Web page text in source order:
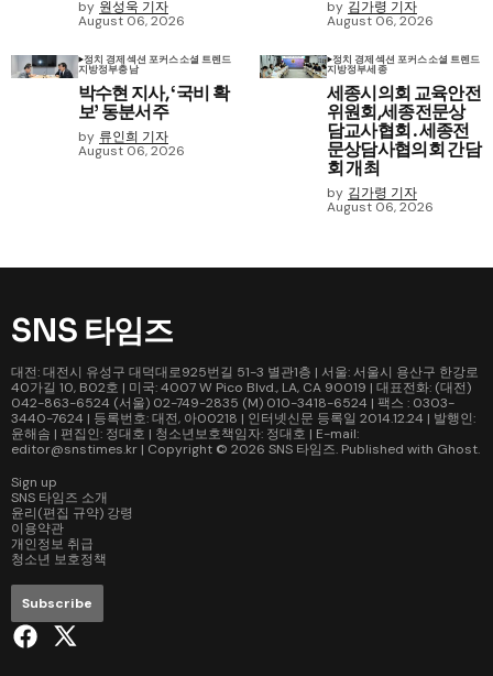
by 원성욱 기자
August 06, 2026
by 김가령 기자
August 06, 2026
정치 경제섹션 포커스소셜 트렌드
지방정부충남
박수현 지사, ‘국비 확
보’ 동분서주
by 류인희 기자
August 06, 2026
정치 경제섹션 포커스소셜 트렌드
지방정부세종
세종시의회 교육안전
위원회,세종전문상
담교사협회․세종전
문상담사협의회 간담
회 개최
by 김가령 기자
August 06, 2026
SNS 타임즈
대전: 대전시 유성구 대덕대로925번길 51-3 별관1층 | 서울: 서울시 용산구 한강로
40가길 10, B02호 | 미국: 4007 W Pico Blvd., LA, CA 90019 | 대표전화: (대전)
042-863-6524 (서울) 02-749-2835 (M) 010-3418-6524 | 팩스 : 0303-
3440-7624 | 등록번호: 대전, 아00218 | 인터넷신문 등록일 2014.12.24 | 발행인:
윤해솜 | 편집인: 정대호 | 청소년보호책임자: 정대호 | E-mail:
editor@snstimes.kr | Copyright © 2026 SNS 타임즈. Published with Ghost.
Sign up
SNS 타임즈 소개
윤리(편집 규약) 강령
이용약관
개인정보 취급
청소년 보호정책
Subscribe